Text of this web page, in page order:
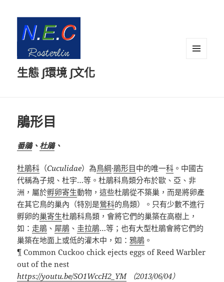
生態 ∫環境 ∫文化
鵑形目
番鵑、 杜鵑、
杜鵑科 （Cuculidae）為鳥綱·鵑形目中的唯一科 。中國古
代稱為子規、杜宇…等。杜鵑科鳥類分布於歐、亞、非
洲，屬於孵卵寄生動物，這些杜鵑從不築巢，而是將卵產
在其它鳥的巢內（特別是鶯科的鳥類）。只有少數不進行
孵卵的巢寄生杜鵑科鳥類，會將它們的巢築在高樹上，
如 ： 走鵑 、 犀鵑 、 圭拉鵑…等；也有大型杜鵑會將它們的
巢築在地面上或低的灌木中，如：鴉鵑 。
¶ Common Cuckoo chick ejects eggs of Reed Warbler
out of the nest
https://youtu.be/SO1WccH2_YM
（2013/06/04）